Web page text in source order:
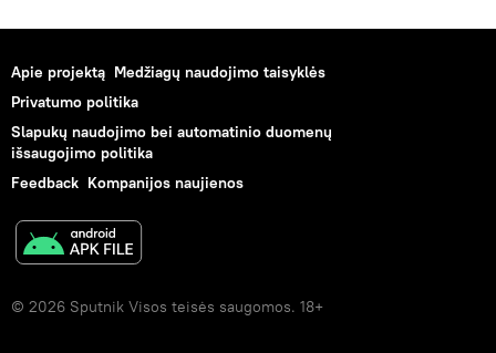
Apie projektą Medžiagų naudojimo taisyklės
Privatumo politika
Slapukų naudojimo bei automatinio duomenų
išsaugojimo politika
Feedback Kompanijos naujienos
© 2026 Sputnik Visos teisės saugomos. 18+